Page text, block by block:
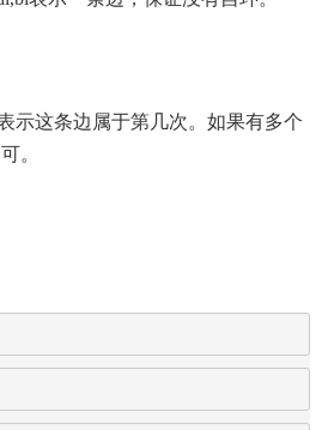
示这条边属于第几次。如果有多个
。